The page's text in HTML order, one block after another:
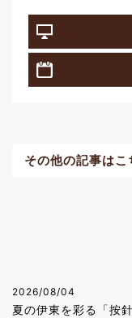
その他の記事はこ
2026/08/04
夏の伊東を彩る「按